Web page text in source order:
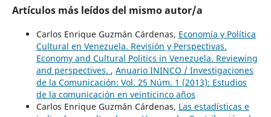
Artículos más leídos del mismo autor/a
Carlos Enrique Guzmán Cárdenas, Economía y Política
Cultural en Venezuela. Revisión y Perspectivas.
Economy and Cultural Politics in Venezuela. Reviewing
and perspectives. , Anuario ININCO / Investigaciones
de la Comunicación: Vol. 25 Núm. 1 (2013): Estudios
de la comunicación en veinticinco años
Carlos Enrique Guzmán Cárdenas, Las estadísticas e